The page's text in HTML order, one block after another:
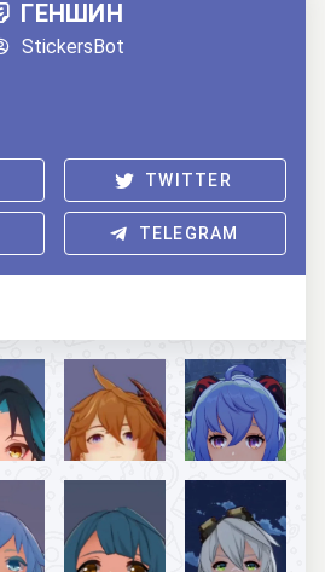
ГЕНШИН
StickersBot
TWITTER
TELEGRAM